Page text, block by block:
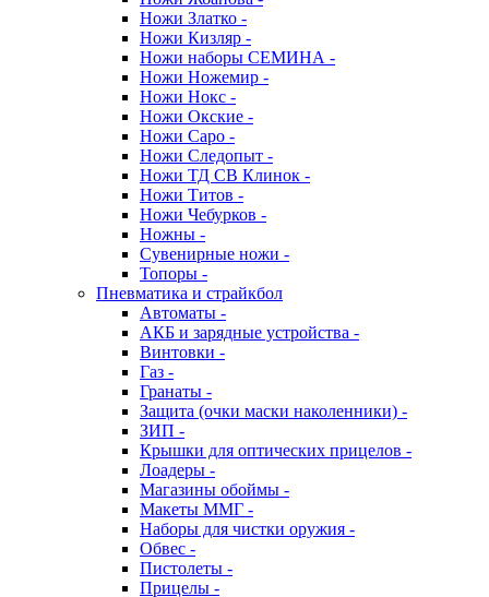
Ножи Златко -
Ножи Кизляр -
Ножи наборы СЕМИНА -
Ножи Ножемир -
Ножи Нокс -
Ножи Окские -
Ножи Саро -
Ножи Следопыт -
Ножи ТД СВ Клинок -
Ножи Титов -
Ножи Чебурков -
Ножны -
Сувенирные ножи -
Топоры -
Пневматика и страйкбол
Автоматы -
АКБ и зарядные устройства -
Винтовки -
Газ -
Гранаты -
Защита (очки маски наколенники) -
ЗИП -
Крышки для оптических прицелов -
Лоадеры -
Магазины обоймы -
Макеты ММГ -
Наборы для чистки оружия -
Обвес -
Пистолеты -
Прицелы -